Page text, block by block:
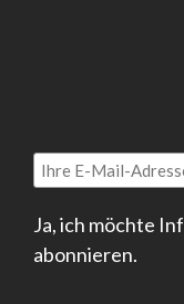
Ja, ich möchte
abonnieren.